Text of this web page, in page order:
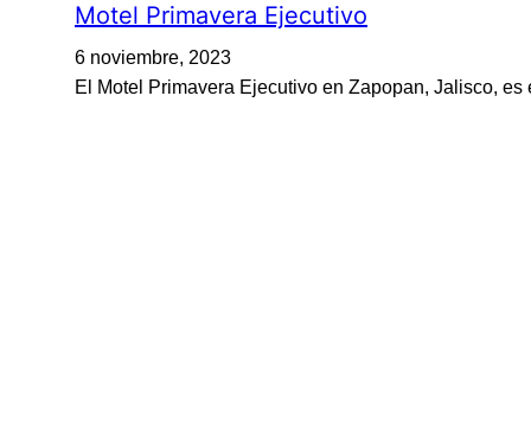
Motel Primavera Ejecutivo
6 noviembre, 2023
El Motel Primavera Ejecutivo en Zapopan, Jalisco,